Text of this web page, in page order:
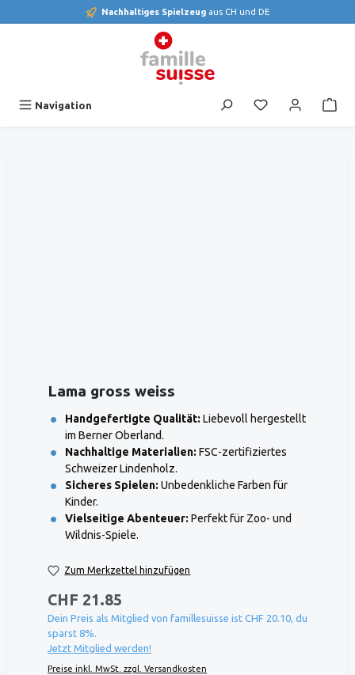
Nachhaltiges Spielzeug aus CH und DE
Navigation Du hast 0
Lama gross weiss
Handgefertigte Qualität: Liebevoll hergestellt
im Berner Oberland.
Nachhaltige Materialien: FSC-zertifiziertes
Schweizer Lindenholz.
Sicheres Spielen: Unbedenkliche Farben für
Kinder.
Vielseitige Abenteuer: Perfekt für Zoo- und
Wildnis-Spiele.
Zum Merkzettel hinzufügen
CHF 21.85
Dein Preis als Mitglied von famillesuisse ist CHF 20.10, du
sparst 8%.
Jetzt Mitglied werden!
Preise inkl. MwSt. zzgl. Versandkosten